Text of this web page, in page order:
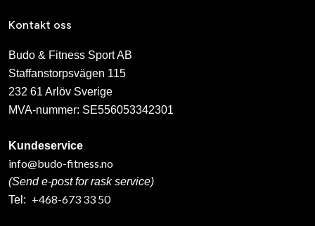
Kontakt oss
Budo & Fitness Sport AB
Staffanstorpsvägen 115
232 61 Arlöv Sverige
MVA-nummer: SE556053342301
Kundeservice
info@budo-fitness.no
(Send e-post for rask service)
Tel: +468-673 33 50